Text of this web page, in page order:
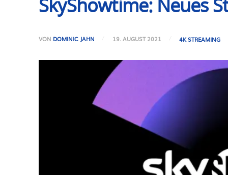
SkyShowtime: Neues
VON DOMINIC JAHN 19. AUGUST 2021 4K STREAMING